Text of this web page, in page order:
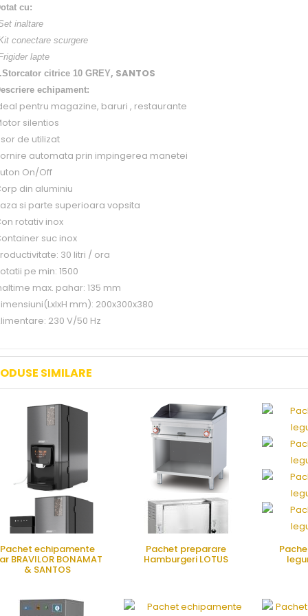
cu:
inaltare
conectare scurgere
lapte
citrice 10 GREY, SANTOS
echipament:
pentru magazine, baruri , restaurante
silentios
de utilizat
automata prin impingerea manetei
On/Off
din aluminiu
si parte superioara vopsita
rotativ inox
suc inox
30 litri / ora
pe min: 1500
max. pahar: 135 mm
mm): 200x300x380
230 V/50 Hz
SIMILARE
Pachet echipamente
BRAVILOR BONAMAT
& SANTOS
Pachet preparare
Hamburgeri LOTUS